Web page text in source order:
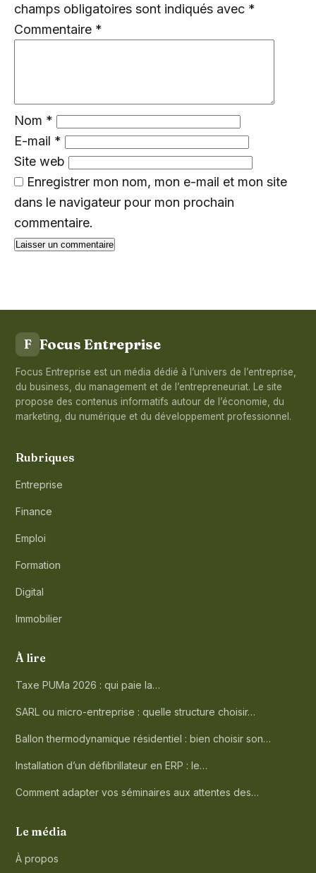
champs obligatoires sont indiqués avec *
Commentaire *
Nom *
E-mail *
Site web
Enregistrer mon nom, mon e-mail et mon site
dans le navigateur pour mon prochain
commentaire.
F Focus Entreprise
Focus Entreprise est un média dédié à l’univers de l’entreprise,
du business, du management et de l’entrepreneuriat. Le site
propose des contenus informatifs autour de l’économie, du
marketing, du numérique et du développement professionnel.
Rubriques
Entreprise
Finance
Emploi
Formation
Digital
Immobilier
À lire
Taxe PUMa 2026 : qui paie la…
SARL ou micro-entreprise : quelle structure choisir…
Ballon thermodynamique résidentiel : bien choisir son…
Installation d’un défibrillateur en ERP : le…
Comment adapter vos séminaires aux attentes des…
Le média
À propos